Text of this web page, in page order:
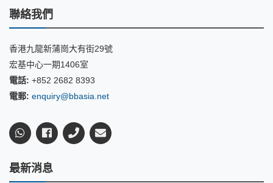
聯絡我們
香港九龍新蒲崗大有街29號
宏基中心一期1406室
電話: +852 2682 8393
電郵: enquiry@bbasia.net
最新消息